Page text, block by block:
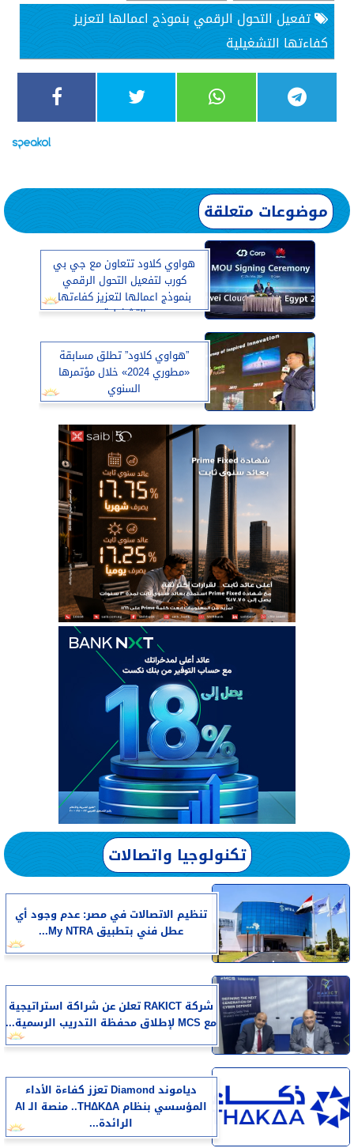
تفعيل التحول الرقمي بنموذج اعمالها لتعزيز
كفاءتها التشغيلية
موضوعات متعلقة
هواوي كلاود تتعاون مع جي بي
كورب لتفعيل التحول الرقمي
بنموذج اعمالها لتعزيز كفاءتها
التشغيلية
”هواوي كلاود” تطلق مسابقة
«مطوري 2024» خلال مؤتمرها
السنوي
تكنولوجيا واتصالات
تنظيم الاتصالات في مصر: عدم وجود أي
عطل فني بتطبيق My NTRA...
شركة RAKICT تعلن عن شراكة استراتيجية
مع MCS لإطلاق محفظة التدريب الرسمية...
دياموند Diamond تعزز كفاءة الأداء
المؤسسي بنظام THΔKΔA.. منصة الـ AI
الرائدة...